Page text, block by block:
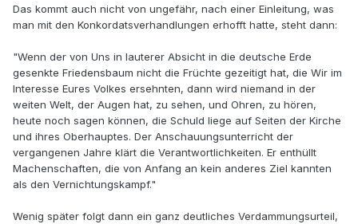
Das kommt auch nicht von ungefähr, nach einer Einleitung, was
man mit den Konkordatsverhandlungen erhofft hatte, steht dann:
"Wenn der von Uns in lauterer Absicht in die deutsche Erde
gesenkte Friedensbaum nicht die Früchte gezeitigt hat, die Wir im
Interesse Eures Volkes ersehnten, dann wird niemand in der
weiten Welt, der Augen hat, zu sehen, und Ohren, zu hören,
heute noch sagen können, die Schuld liege auf Seiten der Kirche
und ihres Oberhauptes. Der Anschauungsunterricht der
vergangenen Jahre klärt die Verantwortlichkeiten. Er enthüllt
Machenschaften, die von Anfang an kein anderes Ziel kannten
als den Vernichtungskampf."
Wenig später folgt dann ein ganz deutliches Verdammungsurteil,